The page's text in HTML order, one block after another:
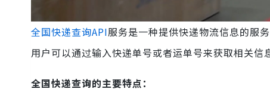
全国快递查询API服务是一种提供快递物流信息的服
用户可以通过输入快递单号或者运单号来获取相关信
全国快递查询的主要特点：